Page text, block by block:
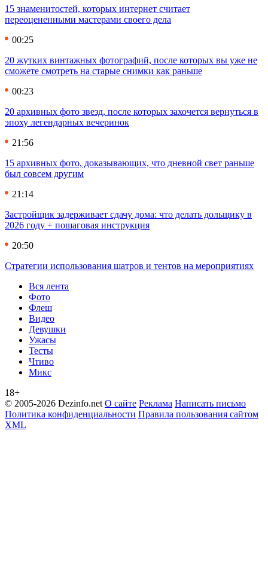
15 знаменитостей, которых интернет считает
переоцененными мастерами своего дела
00:25
20 жутких винтажных фотографий, после которых вы уже не
сможете смотреть на старые снимки как раньше
00:23
20 архивных фото звезд, после которых захочется вернуться в
эпоху легендарных вечеринок
21:56
15 архивных фото, доказывающих, что дневной свет раньше
был совсем другим
21:14
Застройщик задерживает сдачу дома: что делать дольщику в
2026 году + пошаговая инструкция
20:50
Стратегии использования шатров и тентов на мероприятиях
Вся лента
Фото
Флеш
Видео
Девушки
Ужасы
Тесты
Чтиво
Микс
18+
© 2005-2026 Dezinfo.net О сайте Реклама Написать письмо
Политика конфиденциальности Правила пользования сайтом
XML